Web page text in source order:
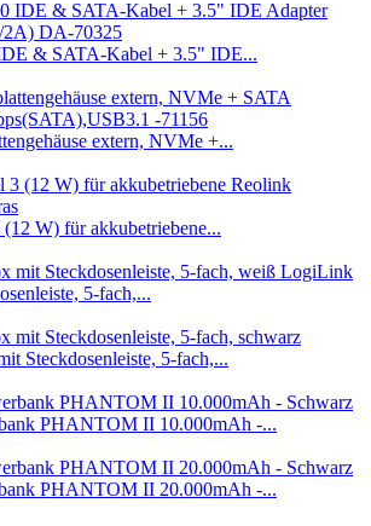
& SATA-Kabel + 3.5" IDE...
extern, NVMe +...
W) für akkubetriebene...
LogiLink
5-fach,...
Steckdosenleiste, 5-fach,...
PHANTOM II 10.000mAh -...
PHANTOM II 20.000mAh -...